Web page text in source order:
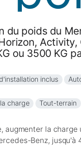
du poids du
Activity,
ou 3500 KG
inclus
charge Tout-terrain
augmenter la
Benz, jusqu'à